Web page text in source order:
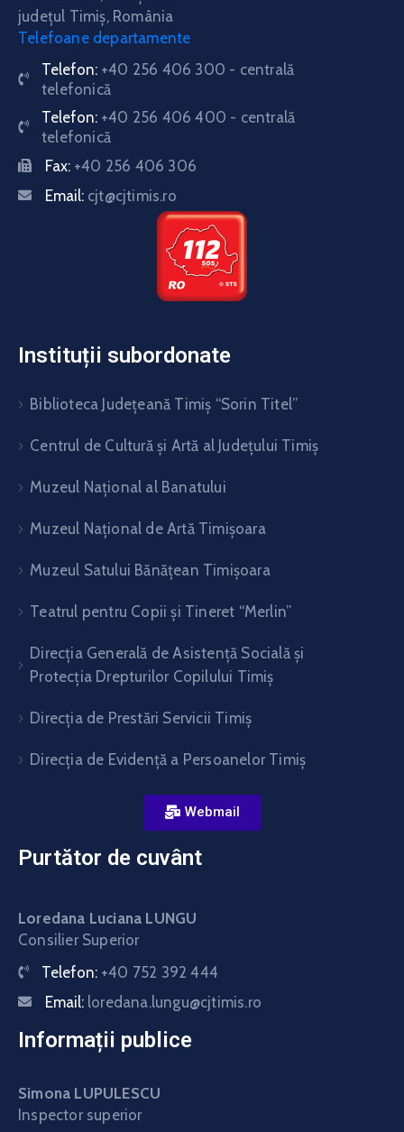
judeţul Timiş, România
Telefoane departamente
Telefon: +40 256 406 300 - centrală
telefonică
Telefon: +40 256 406 400 - centrală
telefonică
Fax: +40 256 406 306
Email: cjt@cjtimis.ro
Instituții subordonate
Biblioteca Judeţeană Timiş “Sorin Titel”
Centrul de Cultură şi Artă al Judeţului Timiş
Muzeul Național al Banatului
Muzeul Național de Artă Timişoara
Muzeul Satului Bănăţean Timişoara
Teatrul pentru Copii şi Tineret “Merlin”
Direcția Generală de Asistență Socială și
Protecția Drepturilor Copilului Timiș
Direcţia de Prestări Servicii Timiş
Direcţia de Evidenţă a Persoanelor Timiş
Webmail
Purtător de cuvânt
Loredana Luciana LUNGU
Consilier Superior
Telefon: +40 752 392 444
Email: loredana.lungu@cjtimis.ro
Informații publice
Simona LUPULESCU
Inspector superior